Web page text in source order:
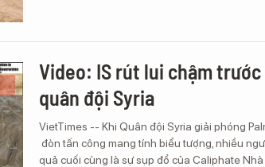
Video: IS rút lui chậm
quân đội Syria
VietTimes -- Khi Quân đội Syria giải phóng
đòn tấn công mang tính biểu tượng, nhiều
quả cuối cùng là sự sụp đổ của Caliphate Nhà